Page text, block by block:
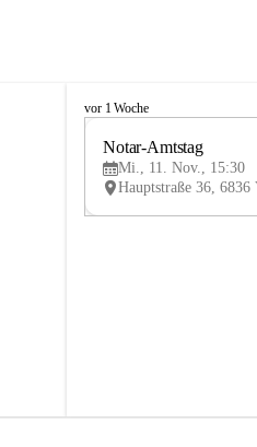
V
vor 1 Woche
Notar-Amtstag
Mi., 11. Nov., 15:30